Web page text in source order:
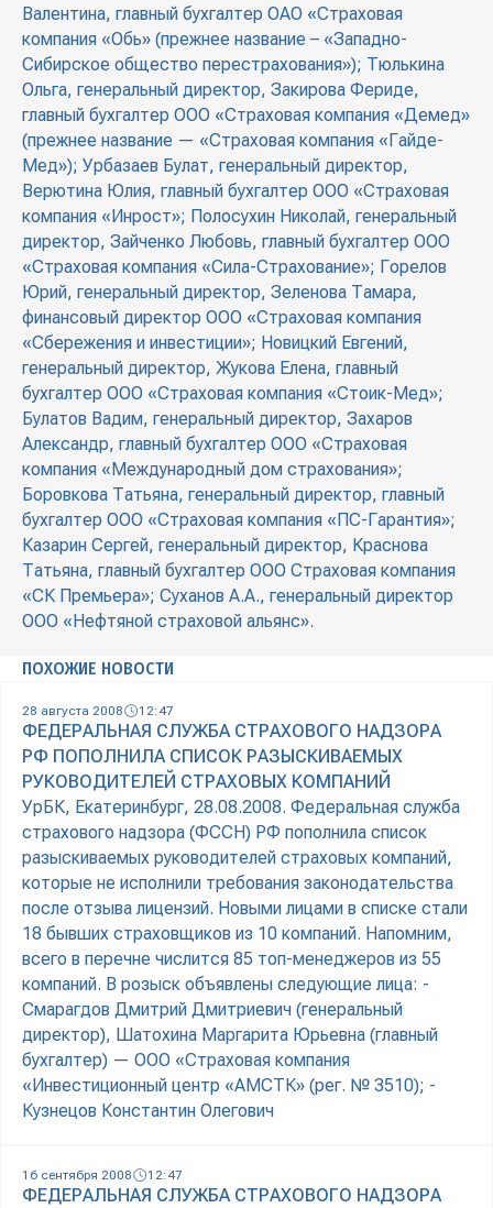
Валентина, главный бухгалтер ОАО «Страховая
компания «Обь» (прежнее название – «Западно-
Сибирское общество перестрахования»); Тюлькина
Ольга, генеральный директор, Закирова Фериде,
главный бухгалтер ООО «Страховая компания «Демед»
(прежнее название — «Страховая компания «Гайде-
Мед»); Урбазаев Булат, генеральный директор,
Верютина Юлия, главный бухгалтер ООО «Страховая
компания «Инрост»; Полосухин Николай, генеральный
директор, Зайченко Любовь, главный бухгалтер ООО
«Страховая компания «Сила-Страхование»; Горелов
Юрий, генеральный директор, Зеленова Тамара,
финансовый директор ООО «Страховая компания
«Сбережения и инвестиции»; Новицкий Евгений,
генеральный директор, Жукова Елена, главный
бухгалтер ООО «Страховая компания «Стоик-Мед»;
Булатов Вадим, генеральный директор, Захаров
Александр, главный бухгалтер ООО «Страховая
компания «Международный дом страхования»;
Боровкова Татьяна, генеральный директор, главный
бухгалтер ООО «Страховая компания «ПС-Гарантия»;
Казарин Сергей, генеральный директор, Краснова
Татьяна, главный бухгалтер ООО Страховая компания
«СК Премьера»; Суханов А.А., генеральный директор
ООО «Нефтяной страховой альянс».
ПОХОЖИЕ НОВОСТИ
28 августа 2008 12:47
ФЕДЕРАЛЬНАЯ СЛУЖБА СТРАХОВОГО НАДЗОРА
РФ ПОПОЛНИЛА СПИСОК РАЗЫСКИВАЕМЫХ
РУКОВОДИТЕЛЕЙ СТРАХОВЫХ КОМПАНИЙ
УрБК, Екатеринбург, 28.08.2008. Федеральная служба
страхового надзора (ФССН) РФ пополнила список
разыскиваемых руководителей страховых компаний,
которые не исполнили требования законодательства
после отзыва лицензий. Новыми лицами в списке стали
18 бывших страховщиков из 10 компаний. Напомним,
всего в перечне числится 85 топ-менеджеров из 55
компаний. В розыск объявлены следующие лица: -
Cмарагдов Дмитрий Дмитриевич (генеральный
директор), Шатохина Маргарита Юрьевна (главный
бухгалтер) — ООО «Страховая компания
«Инвестиционный центр «АМСТК» (рег. № 3510); -
Кузнецов Константин Олегович
16 сентября 2008 12:47
ФЕДЕРАЛЬНАЯ СЛУЖБА СТРАХОВОГО НАДЗОРА